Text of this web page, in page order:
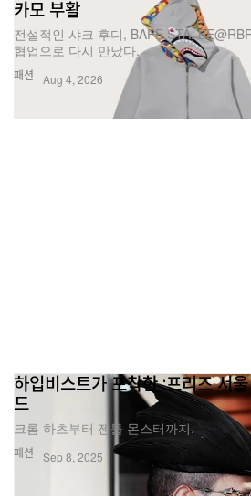
패션
카모 부활
전설적인 샤크 후디, BAPE STA,
협업으로 다시 만났다.
Aug 4, 2026
패션
하입비스트가 포착한 ‘프리즈 서
드
크롬 하츠부터 젠틀 몬스터까지.
Sep 8, 2025